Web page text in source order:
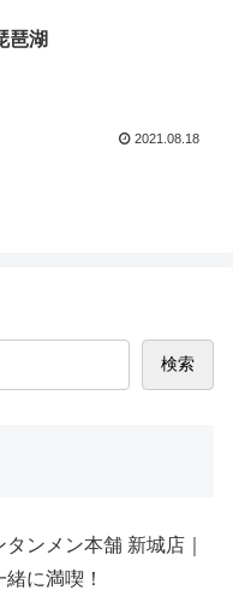
琶湖
2021.08.18
検索
ンメン本舗 新城店｜
に満喫！